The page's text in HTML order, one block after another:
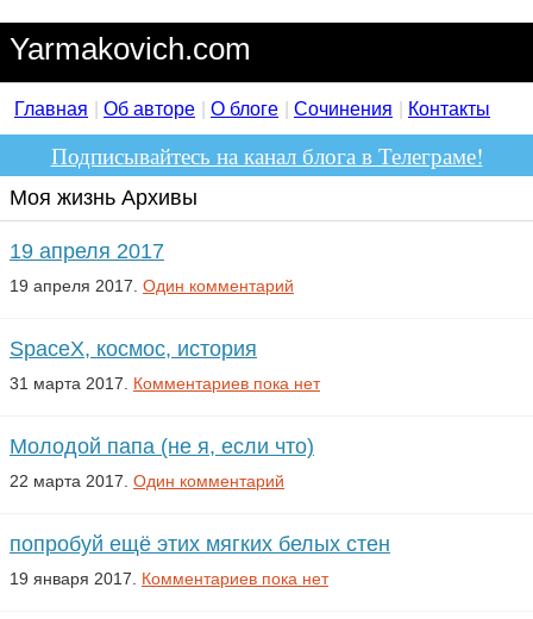
Yarmakovich.com
Главная Об авторе О блоге Сочинения Контакты
Подписывайтесь на канал блога в Телеграме!
Моя жизнь Архивы
19 апреля 2017
19 апреля 2017. Один комментарий
SpaceX, космос, история
31 марта 2017. Комментариев пока нет
Молодой папа (не я, если что)
22 марта 2017. Один комментарий
попробуй ещё этих мягких белых стен
19 января 2017. Комментариев пока нет